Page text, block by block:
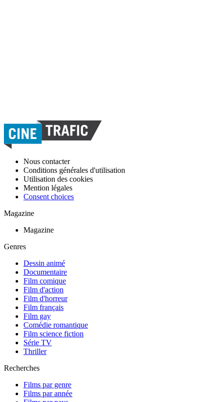
Nous contacter
Conditions générales d'utilisation
Utilisation des cookies
Mention légales
Consent choices
Magazine
Magazine
Genres
Dessin animé
Documentaire
Film comique
Film d'action
Film d'horreur
Film français
Film gay
Comédie romantique
Film science fiction
Série TV
Thriller
Recherches
Films par genre
Films par année